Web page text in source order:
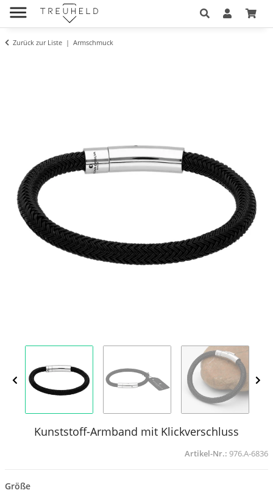
Zurück zur Liste Armschmuck
Kunststoff-Armband mit Klickverschluss
Artikel-Nr.: 976.A-6836
Größe